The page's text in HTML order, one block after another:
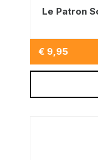
Le Patron
€ 9,95